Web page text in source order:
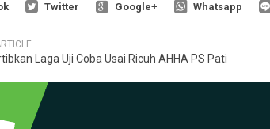
Twitter Google+ Whatsapp
Laga Uji Coba Usai Ricuh AHHA PS Pati